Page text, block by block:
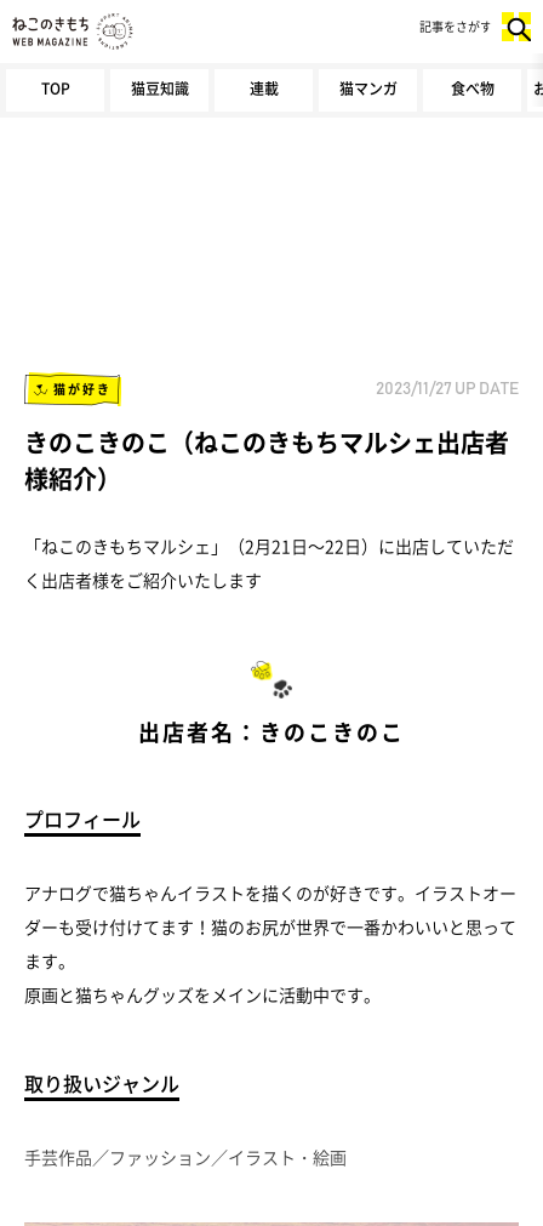
TOP 猫豆知識 連載 猫マンガ 食べ物
記事をさがす
猫が好き 2023/11/27 UP DATE
きのこきのこ（ねこのきもちマルシェ出店者
様紹介）
「ねこのきもちマルシェ」（2月21日～22日）に出店していただ
く出店者様をご紹介いたします
出店者名：きのこきのこ
プロフィール
アナログで猫ちゃんイラストを描くのが好きです。イラストオー
ダーも受け付けてます！猫のお尻が世界で一番かわいいと思って
ます。
原画と猫ちゃんグッズをメインに活動中です。
取り扱いジャンル
手芸作品／ファッション／イラスト・絵画